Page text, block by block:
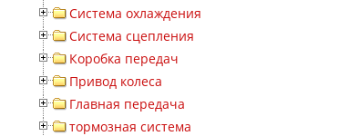
Система охлаждения
Система сцепления
Коробка передач
Привод колеса
Главная передача
тормозная система